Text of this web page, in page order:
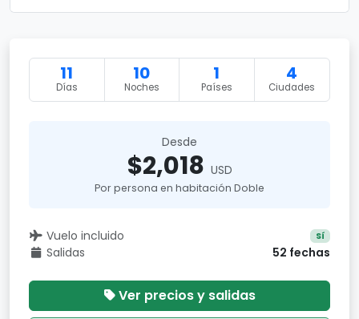
11
Días
10
Noches
1
Países
4
Ciudades
Desde
$2,018 USD
Por persona en habitación Doble
Vuelo incluido Sí
Salidas 52 fechas
Ver precios y salidas